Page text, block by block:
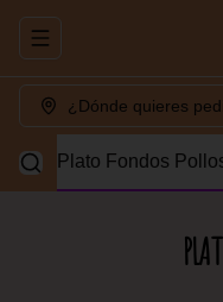
Abrir menu de
¿Dónde quieres
Plato Fondos